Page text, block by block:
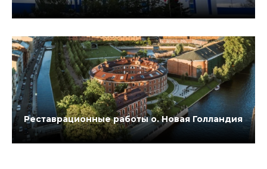
Реставрационные работы о. Новая Голландия